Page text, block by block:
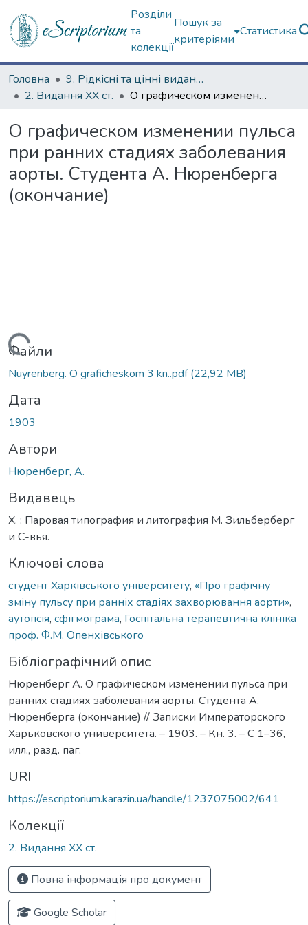
Розділи
та
колекції
Пошук за
критеріями
Статистика
Головна
9. Рідкісні та цінні видання
2. Видання ХХ ст.
О графическом изменении пульса при ранних стадиях заболевания аорты. Студента А. Нюренберга (окончание)
О графическом изменении пульса
при ранних стадиях заболевания
аорты. Студента А. Нюренберга
(окончание)
Вантажиться...
Файли
Nuyrenberg. O graficheskom 3 kn..pdf(22,92 MB)
Дата
1903
Автори
Нюренберг, А.
Видавець
Х. : Паровая типография и литография М. Зильберберг
и С-вья.
Ключові слова
студент Харківського університету, «Про графічну
зміну пульсу при ранніх стадіях захворювання аорти»,
аутопсія, сфігмограма, Госпітальна терапевтична клініка
проф. Ф.М. Опенхівського
Бібліографічний опис
Нюренберг А. О графическом изменении пульса при
ранних стадиях заболевания аорты. Студента А.
Нюренберга (окончание) // Записки Императорского
Харьковского университета. – 1903. – Кн. 3. – С 1–36,
илл., разд. паг.
URI
https://escriptorium.karazin.ua/handle/1237075002/641
Колекції
2. Видання ХХ ст.
Повна інформація про документ
Google Scholar